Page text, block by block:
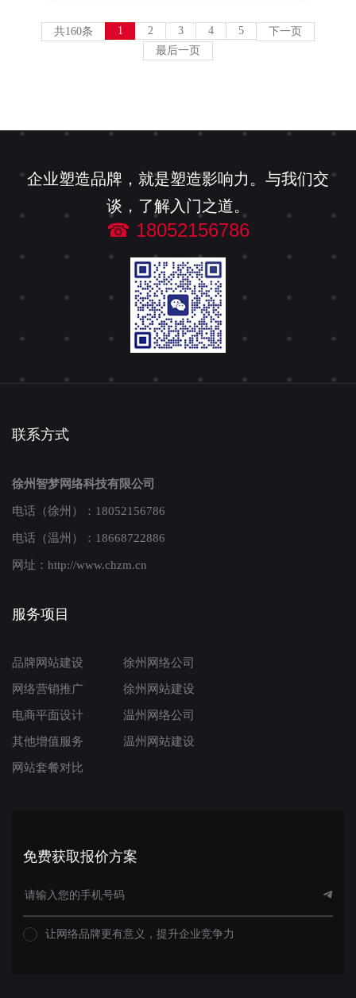
共160条 1 2 3 4 5
下一页
最后一页
企业塑造品牌，就是塑造影响力。与我们交
谈，了解入门之道。
☎ 18052156786
联系方式
徐州智梦网络科技有限公司
电话（徐州）：18052156786
电话（温州）：18668722886
网址：http://www.chzm.cn
服务项目
品牌网站建设
网络营销推广
电商平面设计
其他增值服务
网站套餐对比
徐州网络公司
徐州网站建设
温州网络公司
温州网站建设
免费获取报价方案
让网络品牌更有意义，提升企业竞争力